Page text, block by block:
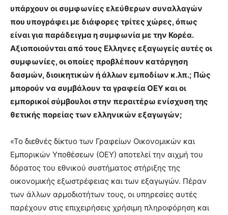
υπάρχουν οι συμφωνίες ελεύθερων συναλλαγών
που υπογράφει με διάφορες τρίτες χώρες, όπως
είναι για παράδειγμα η συμφωνία με την Κορέα.
Αξιοποιούνται από τους Eλληνες εξαγωγείς αυτές οι
συμφωνίες, οι οποίες προβλέπουν κατάργηση
δασμών, διοικητικών ή άλλων εμποδίων κ.λπ.; Πώς
μπορούν να συμβάλουν τα γραφεία ΟΕΥ και οι
εμπορικοί σύμβουλοι στην περαιτέρω ενίσχυση της
θετικής πορείας των ελληνικών εξαγωγών;
«Το διεθνές δίκτυο των Γραφείων Οικονομικών και
Εμπορικών Υποθέσεων (ΟΕΥ) αποτελεί την αιχμή του
δόρατος του εθνικού συστήματος στήριξης της
οικονομικής εξωστρέφειας και των εξαγωγών. Πέραν
των άλλων αρμοδιοτήτων τους, οι υπηρεσίες αυτές
παρέχουν στις επιχειρήσεις χρήσιμη πληροφόρηση και